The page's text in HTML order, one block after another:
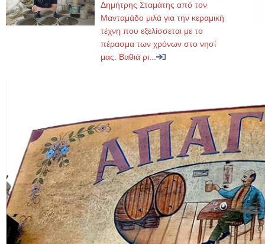
Δημήτρης Σταμάτης από τον
Μανταμάδο μιλά για την κεραμική
τέχνη που εξελίσσεται με το
πέρασμα των χρόνων στο νησί
μας. Βαθιά ρι...